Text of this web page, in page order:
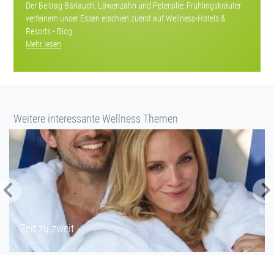
Der Beitrag Bärlauch, Löwenzahn und Petersilie: Frühlingskräuter
verfeinern unser Essen erschien zuerst auf Wellness-Hotels &
Resorts - Blog.
Mehr lesen
Weitere interessante Wellness Themen
Zeit für Freundinnen